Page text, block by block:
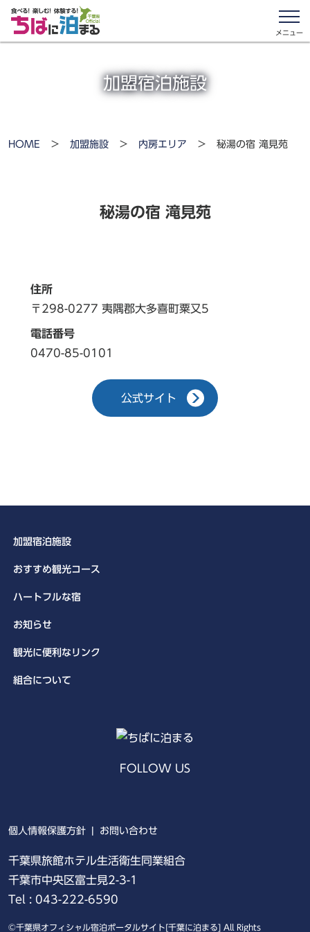
食べる！楽しむ！体験する！
メニュー
加盟宿泊施設
HOME > 加盟施設 > 内房エリア > 秘湯の宿 滝見苑
秘湯の宿 滝見苑
住所
〒298-0277 夷隅郡大多喜町粟又5
電話番号
0470-85-0101
公式サイト
加盟宿泊施設
おすすめ観光コース
ハートフルな宿
お知らせ
観光に便利なリンク
組合について
FOLLOW US
X
個人情報保護方針 お問い合わせ
千葉県旅館ホテル生活衛生同業組合
千葉市中央区富士見2-3-1
Tel : 043-222-6590
©千葉県オフィシャル宿泊ポータルサイト[千葉に泊まる] All Rights